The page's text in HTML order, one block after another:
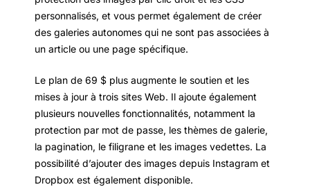
personnalisés, et vous permet également de créer
des galeries autonomes qui ne sont pas associées à
un article ou une page spécifique.
Le plan de 69 $ plus augmente le soutien et les
mises à jour à trois sites Web. Il ajoute également
plusieurs nouvelles fonctionnalités, notamment la
protection par mot de passe, les thèmes de galerie,
la pagination, le filigrane et les images vedettes. La
possibilité d’ajouter des images depuis Instagram et
Dropbox est également disponible.